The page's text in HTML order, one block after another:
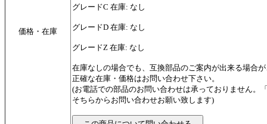
価格・在庫
グレードC 在庫: なし
グレードD 在庫: なし
グレードZ 在庫: なし
在庫なしの場合でも、互換部品のご案内が出来る場合
正確な在庫・価格はお問い合わせ下さい。
(お電話での部品のお問い合わせは承っておりません。
そちらからお問い合わせお願い致します)